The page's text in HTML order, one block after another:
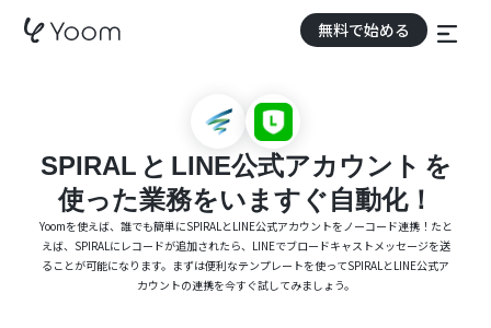
無料で始める
SPIRAL と LINE公式アカウント を
使った業務をいますぐ自動化！
Yoomを使えば、誰でも簡単にSPIRALとLINE公式アカウントをノーコード連携！たと
えば、SPIRALにレコードが追加されたら、LINEでブロードキャストメッセージを送
ることが可能になります。まずは便利なテンプレートを使ってSPIRALとLINE公式ア
カウントの連携を今すぐ試してみましょう。